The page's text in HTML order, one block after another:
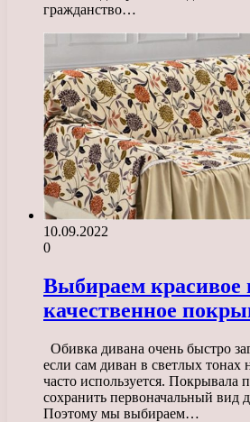
гражданство…
10.09.2022
0
Выбираем красивое
качественное
Обивка дивана очень быстро
если сам диван в светлых тонах
часто используется. Покрывала
сохранить первоначальный вид
Поэтому мы выбираем…